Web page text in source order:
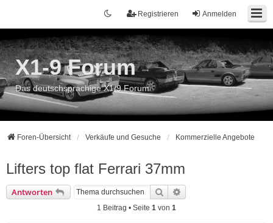
Anmelden
Registrieren
X1-9 Forum
Das deutschsprachige X1/9 Forum
Foren-Übersicht Verkäufe und Gesuche Kommerzielle Angebote
Lifters top flat Ferrari 37mm
Antworten Suche
1 Beitrag • Seite 1 von 1